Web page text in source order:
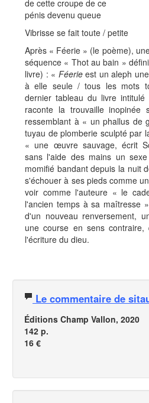
de cette croupe de ce
pénis devenu queue
Vibrisse se fait toute / petite
Après « Féerie » (le poème),
séquence « Thot au bain »
livre) : « Féerieest un aleph
à elle seule / tous les mots
dernier tableau du livre
raconte la trouvaille
ressemblant à « un phallus de
tuyau de plomberie sculpté par
« une œuvre sauvage, écrit
sans l'aide des mains un
momifié bandant depuis la nuit
s'échouer à ses pieds comme
voir comme l'auteure « le
l'ancien temps à sa maîtresse
d'un nouveau renversement,
une course en sens
l'écriture du dieu.
Le commentaire de
Éditions Champ Vallon, 2020
142 p.
16 €